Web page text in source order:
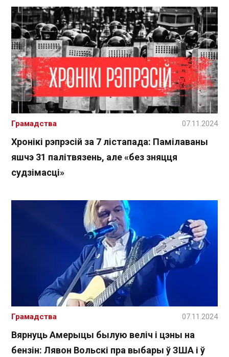
Хронікі рэпрэсій за 7 лістапада: Памілаваны
яшчэ 31 палітвязень, але «без зняцця
судзімасці»
Грамадства 07.11.2024
Вярнуць Амерыцы былую веліч і цэны на
бензін: Лявон Вольскі пра выбары ў ЗША і ў
Грамадства 07.11.2024